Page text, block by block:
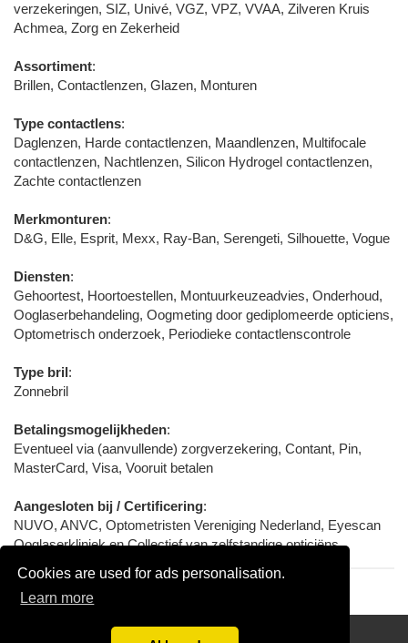
Cookies are used for ads personalisation.
Learn more
verzekeringen, SIZ, Univé, VGZ, VPZ, VVAA, Zilveren Kruis
Achmea, Zorg en Zekerheid
Assortiment:
Brillen, Contactlenzen, Glazen, Monturen
Type contactlens:
Daglenzen, Harde contactlenzen, Maandlenzen, Multifocale
contactlenzen, Nachtlenzen, Silicon Hydrogel contactlenzen,
Zachte contactlenzen
Merkmonturen:
D&G, Elle, Esprit, Mexx, Ray-Ban, Serengeti, Silhouette, Vogue
Diensten:
Gehoortest, Hoortoestellen, Montuurkeuzeadvies, Onderhoud,
Ooglaserbehandeling, Oogmeting door gediplomeerde opticiens,
Optometrisch onderzoek, Periodieke contactlenscontrole
Type bril:
Zonnebril
Betalingsmogelijkheden:
Eventueel via (aanvullende) zorgverzekering, Contant, Pin,
MasterCard, Visa, Vooruit betalen
Aangesloten bij / Certificering:
NUVO, ANVC, Optometristen Vereniging Nederland, Eyescan
Ooglaserkliniek en Collectief van zelfstandige opticiëns